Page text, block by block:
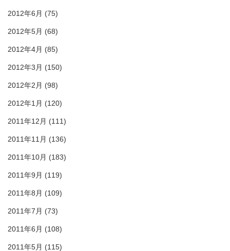
2012年6月 (75)
2012年5月 (68)
2012年4月 (85)
2012年3月 (150)
2012年2月 (98)
2012年1月 (120)
2011年12月 (111)
2011年11月 (136)
2011年10月 (183)
2011年9月 (119)
2011年8月 (109)
2011年7月 (73)
2011年6月 (108)
2011年5月 (115)